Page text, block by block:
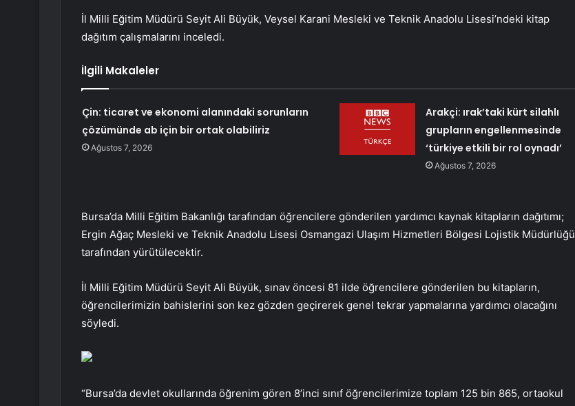
İl Milli Eğitim Müdürü Seyit Ali Büyük, Veysel Karani Mesleki ve Teknik Anadolu Lisesi’ndeki kitap
dağıtım çalışmalarını inceledi.
İlgili Makaleler
Çin: ticaret ve ekonomi alanındaki sorunların
çözümünde ab için bir ortak olabiliriz
Ağustos 7, 2026
Arakçi: ırak’taki kürt silahlı
grupların engellenmesinde
‘türkiye etkili bir rol oynadı’
Ağustos 7, 2026
Bursa’da Milli Eğitim Bakanlığı tarafından öğrencilere gönderilen yardımcı kaynak kitapların dağıtımı;
Ergin Ağaç Mesleki ve Teknik Anadolu Lisesi Osmangazi Ulaşım Hizmetleri Bölgesi Lojistik Müdürlüğü
tarafından yürütülecektir.
İl Milli Eğitim Müdürü Seyit Ali Büyük, sınav öncesi 81 ilde öğrencilere gönderilen bu kitapların,
öğrencilerimizin bahislerini son kez gözden geçirerek genel tekrar yapmalarına yardımcı olacağını
söyledi.
“Bursa’da devlet okullarında öğrenim gören 8’inci sınıf öğrencilerimize toplam 125 bin 865, ortaokul